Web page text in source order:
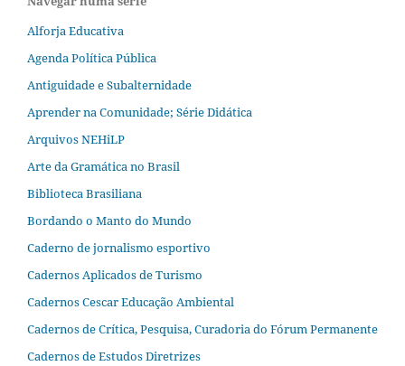
Alforja Educativa
Agenda Política Pública
Antiguidade e Subalternidade
Aprender na Comunidade; Série Didática
Arquivos NEHiLP
Arte da Gramática no Brasil
Biblioteca Brasiliana
Bordando o Manto do Mundo
Caderno de jornalismo esportivo
Cadernos Aplicados de Turismo
Cadernos Cescar Educação Ambiental
Cadernos de Crítica, Pesquisa, Curadoria do Fórum Permanente
Cadernos de Estudos Diretrizes